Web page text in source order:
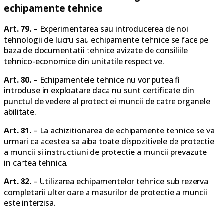
echipamente tehnice
Art. 79. – Experimentarea sau introducerea de noi
tehnologii de lucru sau echipamente tehnice se face pe
baza de documentatii tehnice avizate de consiliile
tehnico-economice din unitatile respective.
Art. 80. – Echipamentele tehnice nu vor putea fi
introduse in exploatare daca nu sunt certificate din
punctul de vedere al protectiei muncii de catre organele
abilitate.
Art. 81. – La achizitionarea de echipamente tehnice se va
urmari ca acestea sa aiba toate dispozitivele de protectie
a muncii si instructiuni de protectie a muncii prevazute
in cartea tehnica.
Art. 82. – Utilizarea echipamentelor tehnice sub rezerva
completarii ulterioare a masurilor de protectie a muncii
este interzisa.